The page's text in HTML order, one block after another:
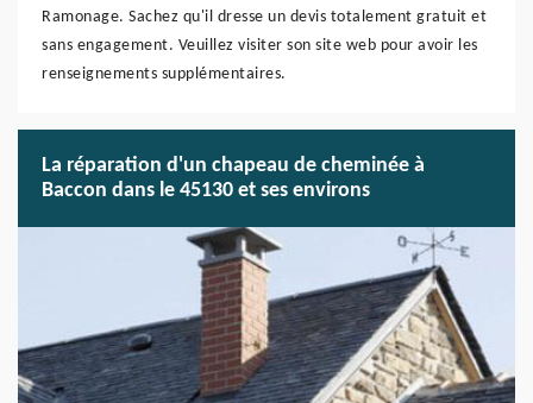
Ramonage. Sachez qu'il dresse un devis totalement gratuit et
sans engagement. Veuillez visiter son site web pour avoir les
renseignements supplémentaires.
La réparation d'un chapeau de cheminée à
Baccon dans le 45130 et ses environs